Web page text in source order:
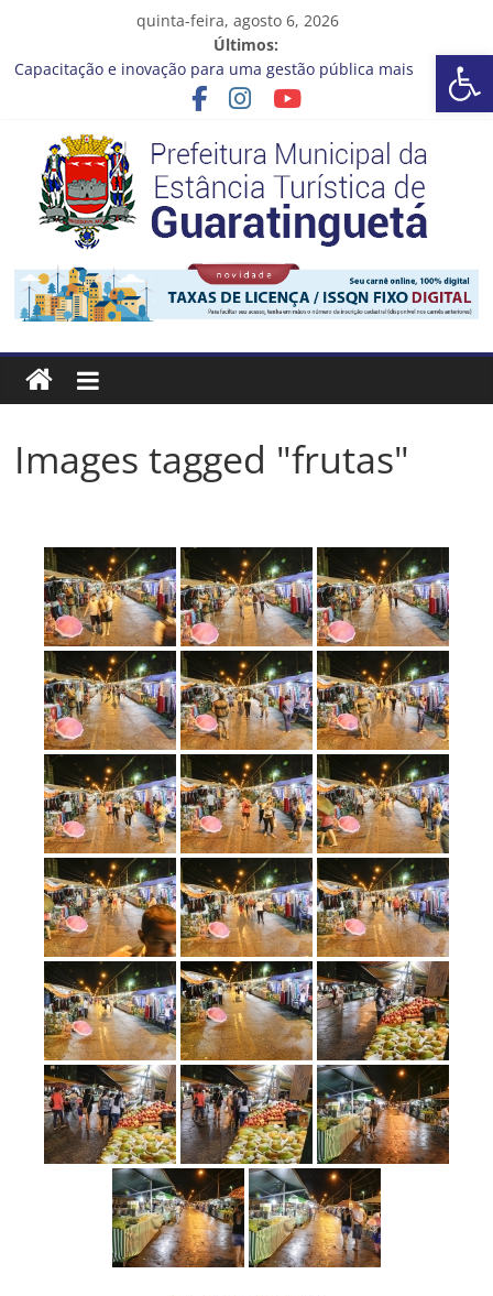
quinta-feira, agosto 6, 2026
Últimos:
Capacitação e inovação para uma gestão pública mais
Seu próximo emprego pode estar mais perto do que você
imagina
Novo curso no Qualifica Guará
Prefeitura de Guaratinguetá divulga novo cronograma dos
editais da PNAB
Guaratinguetá realizará ação de vacinação contra a Febre
Amarela na região da Rocinha
Prefeitura
Estância
Turística
Guaratinguetá
Turística
Guaratinguetá
Images tagged "frutas"